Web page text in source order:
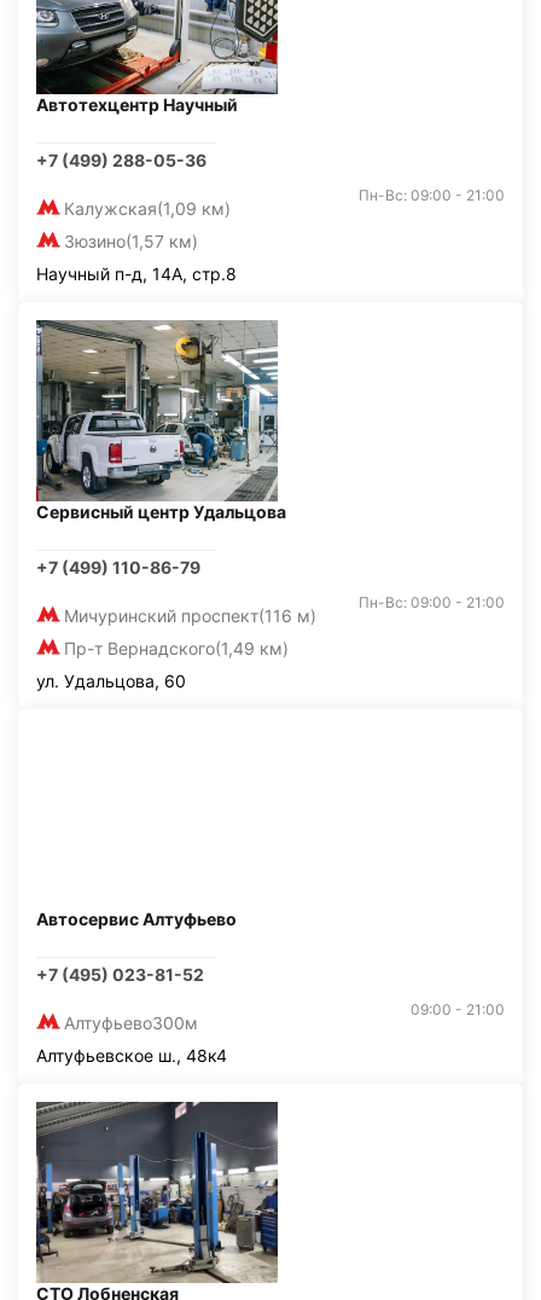
Автотехцентр Научный
+7 (499) 288-05-36
Калужская(1,09 км)
Зюзино(1,57 км)
Пн-Вс: 09:00 - 21:00
Научный п-д, 14А, стр.8
Сервисный центр Удальцова
+7 (499) 110-86-79
Мичуринский проспект(116 м)
Пр-т Вернадского(1,49 км)
Пн-Вс: 09:00 - 21:00
ул. Удальцова, 60
Автосервис Алтуфьево
+7 (495) 023-81-52
Алтуфьево300м
09:00 - 21:00
Алтуфьевское ш., 48к4
СТО Лобненская